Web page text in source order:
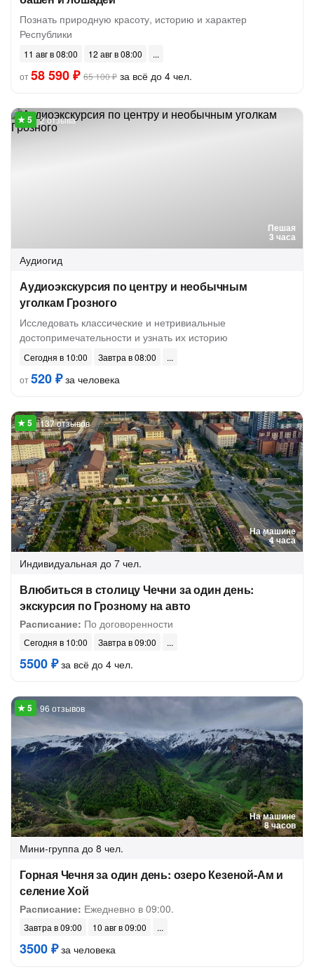
Познать природную красоту, историю и характер
Республики
11 авг в 08:00
12 авг в 08:00
от58 590 ₽ 65 100 ₽ за всё до 4 чел.
Пешая
3 часа
2 отзыва
Аудиогид
Аудиоэкскурсия по центру и необычным
уголкам Грозного
Исследовать классические и нетривиальные
достопримечательности и узнать их историю
Сегодня в 10:00
Завтра в 08:00
от520 ₽за человека
На машине
4 часа
137 отзывов
Индивидуальная до 7 чел.
Влюбиться в столицу Чечни за один день:
экскурсия по Грозному на авто
Расписание: По договоренности
Сегодня в 10:00 Завтра в 09:00
5500 ₽за всё до 4 чел.
На машине
8 часов
96 отзывов
Мини-группа до 8 чел.
Горная Чечня за один день: озеро Кезеной-Ам и
селение Хой
Расписание: Ежедневно в 09:00.
Завтра в 09:00 10 авг в 09:00
3500 ₽за человека